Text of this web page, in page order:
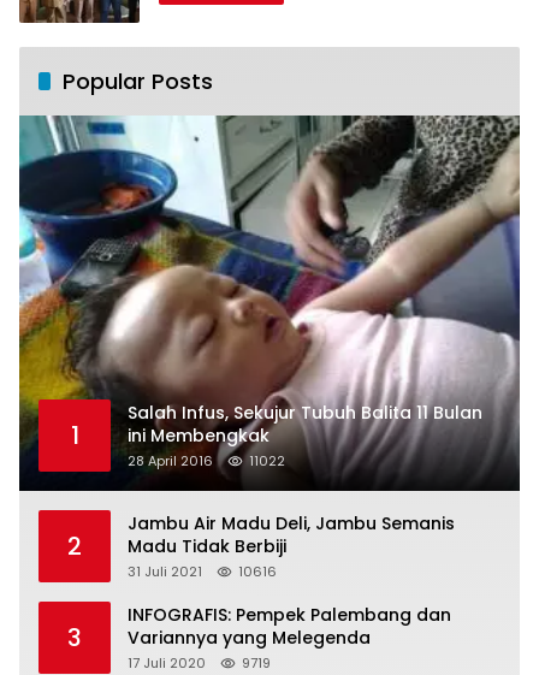
Popular Posts
1
Salah Infus, Sekujur Tubuh Balita 11 Bulan
ini Membengkak
28 April 2016 11022
2
Jambu Air Madu Deli, Jambu Semanis
Madu Tidak Berbiji
31 Juli 2021 10616
3
INFOGRAFIS: Pempek Palembang dan
Variannya yang Melegenda
17 Juli 2020 9719